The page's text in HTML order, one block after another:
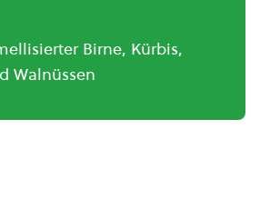
Birne, Kürbis,
Walnüssen